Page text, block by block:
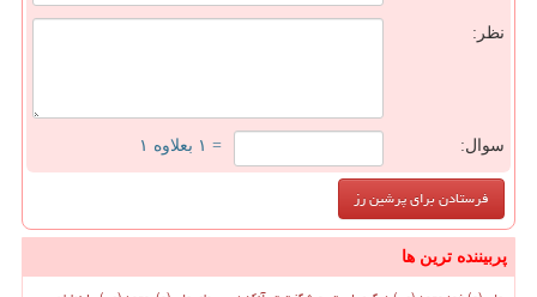
نظر:
سوال: = ۱ بعلاوه ۱
پربیننده ترین ها